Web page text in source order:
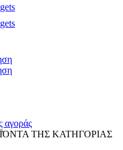
αγοράς
ΤΗΣ ΚΑΤΗΓΟΡΙΑΣ